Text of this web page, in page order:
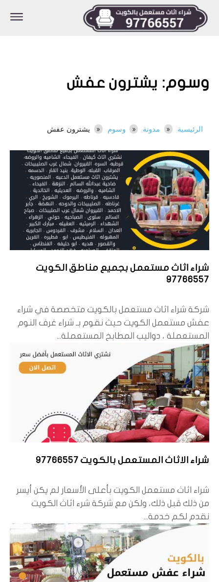
وسوم: يشترون عفش
الرئيسية مدونة وسوم يشترون عفش
شراء اثاث مستعمل بجميع مناطق الكويت
97766557
شركة شراء اثاث مستعمل بالكويت متخصصة في شراء
عفش مستعمل الكويت حيث نقوم بـ شراء غرف النوم
المستعملة ، دواليب المطابخ المستعملة...
شراء الاثاث المستعمل بالكويت 97766557
شراء اثاث مستعمل الكويت بأعلى الأسعار لم يكن أيسر
من ذلك قبل ذلك، ولكن مع شركة شرء اثاث الكويت
نقدم لكم خدمة...